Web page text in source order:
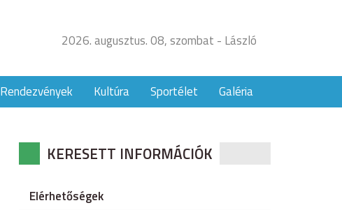
2026. augusztus. 08, szombat - László
Rendezvények Kultúra Sportélet Galéria
KERESETT INFORMÁCIÓK
Elérhetőségek